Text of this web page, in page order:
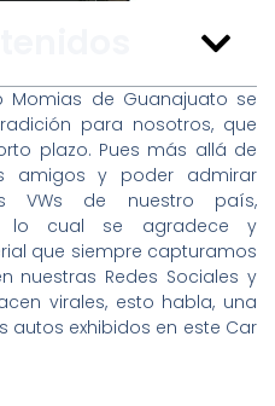
Momias de Guanajuato se
para nosotros, que
plazo. Pues más allá de
amigos y poder admirar
VWs de nuestro país,
lo cual se agradece y
que siempre capturamos
nuestras Redes Sociales y
virales, esto habla, una
autos exhibidos en este Car